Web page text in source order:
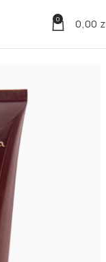
0 0,00